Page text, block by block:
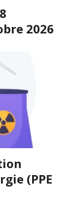
2026
(PPE